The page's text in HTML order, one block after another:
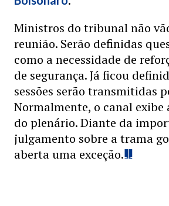
Ministros do tribunal não
reunião. Serão definidas
como a necessidade de
de segurança. Já ficou
sessões serão transmitidas
Normalmente, o canal exibe
do plenário. Diante da
julgamento sobre a trama
aberta uma exceção.